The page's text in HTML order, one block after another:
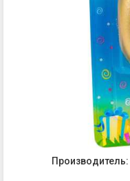
Производитель: